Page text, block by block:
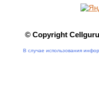
© Copyright
В случае использования